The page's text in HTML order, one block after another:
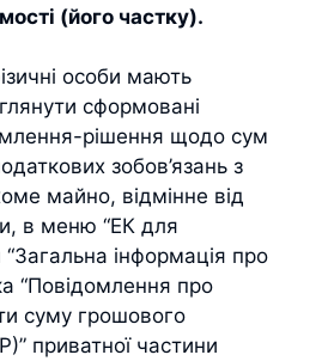
(його частку).
особи мають
сформовані
рішення щодо сум
зобов’язань з
майно, відмінне від
в меню “ЕК для
“Загальна інформація про
“Повідомлення про
суму грошового
приватної частини